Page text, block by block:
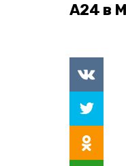
А24 в